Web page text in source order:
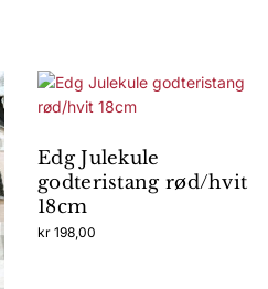
produktsiden
Edg Julekule
godteristang rød/hvit
18cm
kr 198,00